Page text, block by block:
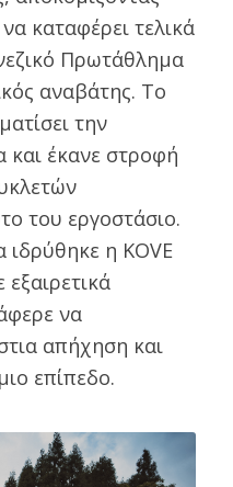
καταφέρει τελικά
Πρωτάθλημα
αναβάτης. Το
την
και έκανε στροφή
του εργοστάσιο.
ιδρύθηκε η KOVE
να
απήχηση και
επίπεδο.